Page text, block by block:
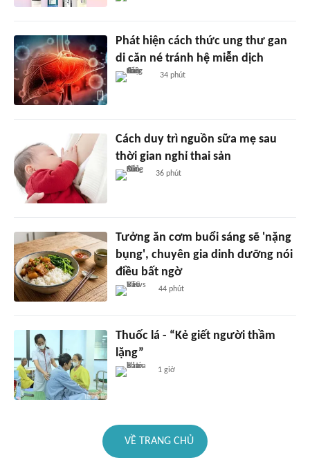
Phát hiện cách thức ung thư gan
di căn né tránh hệ miễn dịch
34 phút
Cách duy trì nguồn sữa mẹ sau
thời gian nghỉ thai sản
36 phút
Tưởng ăn cơm buổi sáng sẽ 'nặng
bụng', chuyên gia dinh dưỡng nói
điều bất ngờ
44 phút
Thuốc lá - “Kẻ giết người thầm
lặng”
1 giờ
VỀ TRANG CHỦ